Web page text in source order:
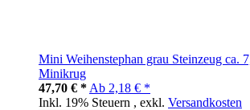
Mini Weihenstephan grau Steinzeug ca.
Minikrug
47,70 € * Ab 2,18 € *
Inkl. 19% Steuern , exkl. Versandkosten